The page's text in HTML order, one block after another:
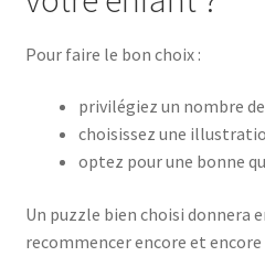
Pour faire le bon choix :
privilégiez un nombre
choisissez une
optez pour une bonne
Un puzzle bien choisi donnera
recommencer encore et encore